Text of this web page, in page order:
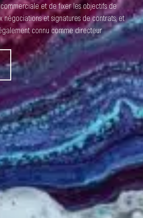
et de fixer les objectifs de
négociations et signatures de contrats, et
connu comme directeur